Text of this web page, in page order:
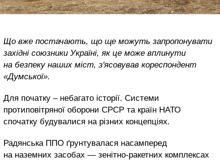
Що вже постачають, що ще можуть запропонувати
західні союзники Україні, як це може вплинути
на безпеку наших міст, з'ясовував кореспондент
«Думської».
Для початку – небагато історії. Системи
протиповітряної оборони СРСР та країн НАТО
спочатку будувалися на різних концепціях.
Радянська ППО ґрунтувалася насамперед
на наземних засобах — зенітно-ракетних комплексах